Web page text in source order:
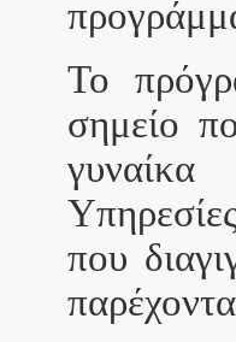
Το
σημείο
που